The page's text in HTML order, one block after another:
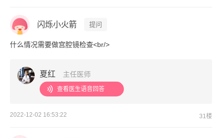
闪烁小火箭 提问
什么情况需要做宫腔镜检查<br/>
夏红 主任医师
查看医生语音回答
2022-12-02 16:53:22 31楼